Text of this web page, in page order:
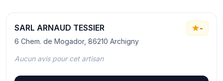
SARL ARNAUD TESSIER
6 Chem. de Mogador, 86210 Archigny
-
Aucun avis pour cet artisan